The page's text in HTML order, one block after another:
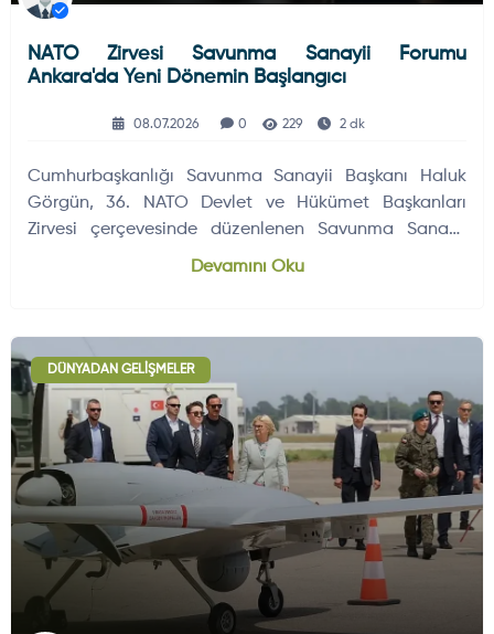
NATO Zirvesi Savunma Sanayii Forumu
Ankara'da Yeni Dönemin Başlangıcı
08.07.2026 0 229 2 dk
Cumhurbaşkanlığı Savunma Sanayii Başkanı Haluk
Görgün, 36. NATO Devlet ve Hükümet Başkanları
Zirvesi çerçevesinde düzenlenen Savunma Sanayii
Forumu'nun NATO tarihindeki en büyük…
Devamını Oku
DÜNYADAN GELIŞMELER